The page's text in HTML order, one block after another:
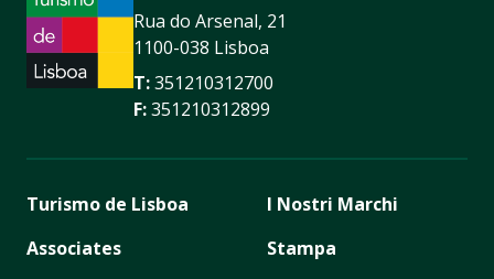
Rua do Arsenal, 21
1100-038 Lisboa
T:351210312700
F:351210312899
Turismo de Lisboa
Associates
I Nostri Marchi
Stampa